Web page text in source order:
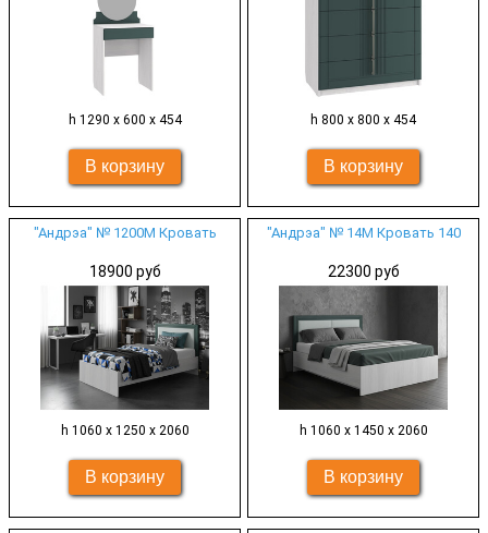
h 1290 х 600 х 454 h 800 х 800 х 454
"Андрэа" № 1200М Кровать
18900 руб
h 1060 х 1250 х 2060
"Андрэа" № 14М Кровать 140
22300 руб
h 1060 х 1450 х 2060